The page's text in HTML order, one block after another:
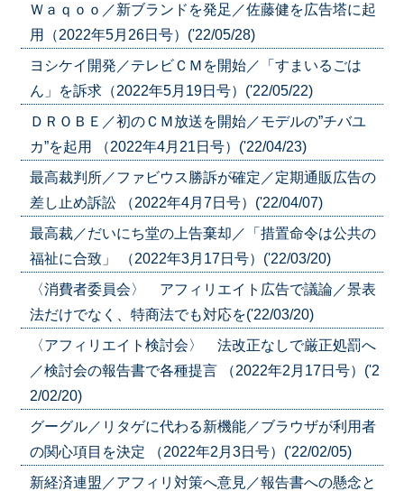
Ｗａｑｏｏ／新ブランドを発足／佐藤健を広告塔に起
用（2022年5月26日号）('22/05/28)
ヨシケイ開発／テレビＣＭを開始／「すまいるごは
ん」を訴求（2022年5月19日号）('22/05/22)
ＤＲＯＢＥ／初のＣＭ放送を開始／モデルの”チバユ
カ”を起用 （2022年4月21日号）('22/04/23)
最高裁判所／ファビウス勝訴が確定／定期通販広告の
差し止め訴訟 （2022年4月7日号）('22/04/07)
最高裁／だいにち堂の上告棄却／「措置命令は公共の
福祉に合致」 （2022年3月17日号）('22/03/20)
〈消費者委員会〉 アフィリエイト広告で議論／景表
法だけでなく、特商法でも対応を('22/03/20)
〈アフィリエイト検討会〉 法改正なしで厳正処罰へ
／検討会の報告書で各種提言 （2022年2月17日号）('2
2/02/20)
グーグル／リタゲに代わる新機能／ブラウザが利用者
の関心項目を決定 （2022年2月3日号）('22/02/05)
新経済連盟／アフィリ対策へ意見／報告書への懸念と